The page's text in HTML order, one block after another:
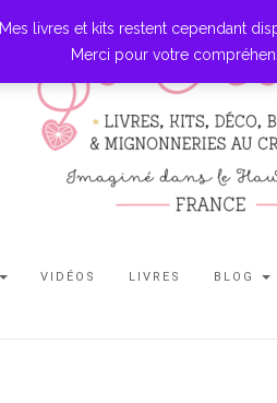
VIDÉOS LIVRES BLOG
livres et kits restent cependant
Merci pour votre